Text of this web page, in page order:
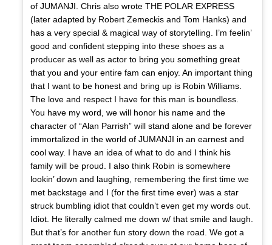
of JUMANJI. Chris also wrote THE POLAR EXPRESS
(later adapted by Robert Zemeckis and Tom Hanks) and
has a very special & magical way of storytelling. I’m feelin’
good and confident stepping into these shoes as a
producer as well as actor to bring you something great
that you and your entire fam can enjoy. An important thing
that I want to be honest and bring up is Robin Williams.
The love and respect I have for this man is boundless.
You have my word, we will honor his name and the
character of “Alan Parrish” will stand alone and be forever
immortalized in the world of JUMANJI in an earnest and
cool way. I have an idea of what to do and I think his
family will be proud. I also think Robin is somewhere
lookin’ down and laughing, remembering the first time we
met backstage and I (for the first time ever) was a star
struck bumbling idiot that couldn’t even get my words out.
Idiot. He literally calmed me down w/ that smile and laugh.
But that’s for another fun story down the road. We got a